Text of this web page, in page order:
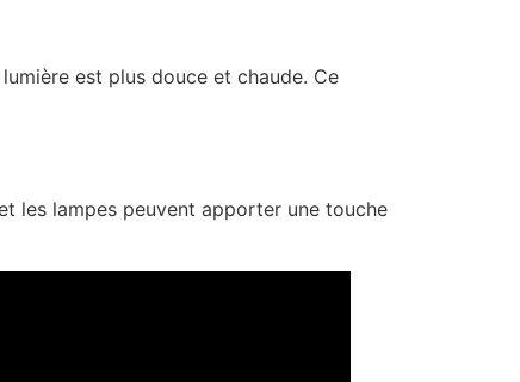
est plus douce et chaude. Ce
les lampes peuvent apporter une touche